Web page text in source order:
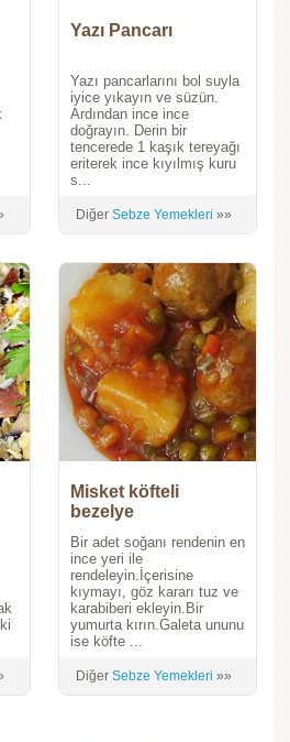
Yazı Pancarı
Yazı pancarlarını bol suyla
iyice yıkayın ve süzün.
Ardından ince ince
doğrayın. Derin bir
tencerede 1 kaşık tereyağı
eriterek ince kıyılmış kuru
s...
Diğer Sebze Yemekleri »»
Misket köfteli
bezelye
Bir adet soğanı rendenin en
ince yeri ile
rendeleyin.İçerisine
kıymayı, göz kararı tuz ve
karabiberi ekleyin.Bir
yumurta kırın.Galeta ununu
ise köfte ...
Diğer Sebze Yemekleri »»